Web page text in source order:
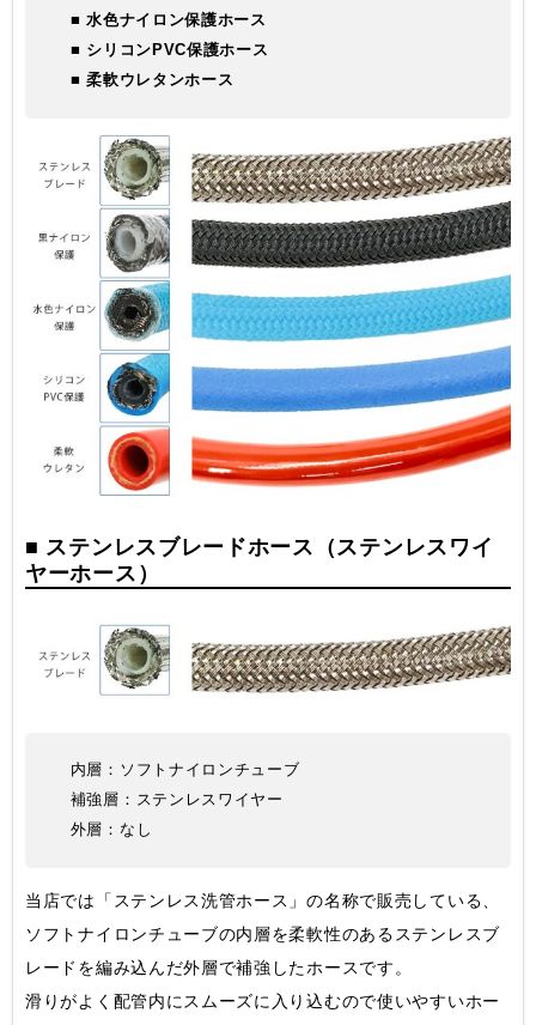
■ 水色ナイロン保護ホース
■ シリコンPVC保護ホース
■ 柔軟ウレタンホース
■ ステンレスブレードホース（ステンレスワイ
ヤーホース）
内層：ソフトナイロンチューブ
補強層：ステンレスワイヤー
外層：なし
当店では「ステンレス洗管ホース」の名称で販売している、
ソフトナイロンチューブの内層を柔軟性のあるステンレスブ
レードを編み込んだ外層で補強したホースです。
滑りがよく配管内にスムーズに入り込むので使いやすいホー